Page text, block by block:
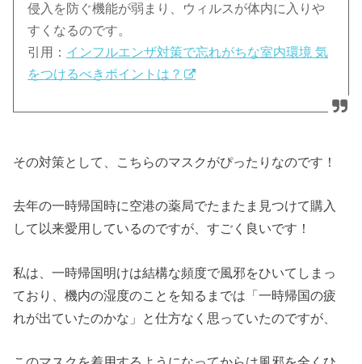
侵入を防ぐ機能が弱まり、ウィルスが体内に入りや
すくなるのです。
引用： インフルエンザ対策で忘れがちな室内環境 気
をつけるべきポイントは？
その対策として、こちらのマスクがぴったりなのです！
去年の一時帰国時に空港の薬局でたまたま見つけて購入
して以来愛用しているのですが、すごく良いです！
私は、一時帰国明けは結構な頻度で風邪をひいてしまっ
ており、機内の湿度のことを知るまでは「一時帰国の疲
れが出ていたのかな」と仕方なく思っていたのですが、